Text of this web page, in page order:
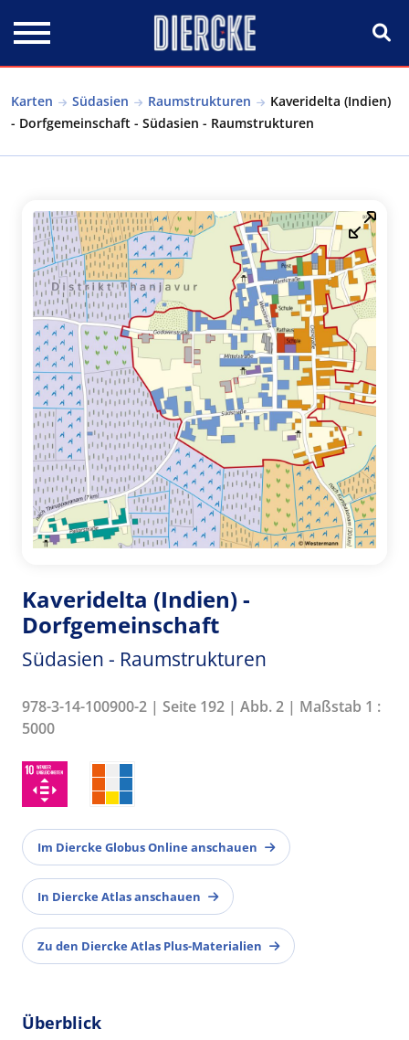
Karten Südasien Raumstrukturen
Kaveridelta (Indien)
- Dorfgemeinschaft - Südasien - Raumstrukturen
Kaveridelta (Indien) -
Dorfgemeinschaft
Südasien - Raumstrukturen
978-3-14-100900-2 | Seite 192 | Abb. 2 | Maßstab 1 :
5000
Im Diercke Globus Online anschauen
In Diercke Atlas anschauen
Zu den Diercke Atlas Plus-Materialien
Überblick